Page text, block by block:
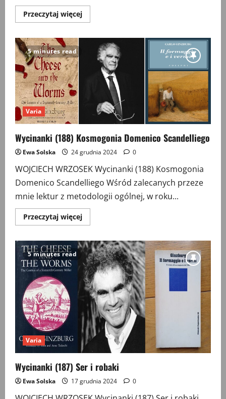
Przeczytaj więcejPrzeczytaj
więcej
5 minutes read
Varia
Wycinanki (188) Kosmogonia Domenico Scandelliego
Ewa Solska 24 grudnia 2024 0
WOJCIECH WRZOSEK Wycinanki (188) Kosmogonia
Domenico Scandelliego Wśród zalecanych przeze
mnie lektur z metodologii ogólnej, w roku...
Przeczytaj więcejPrzeczytaj
więcej
(188)
Kosmogonia
Domenico
Scandelliego
5 minutes read
Varia
Wycinanki (187) Ser i robaki
Ewa Solska 17 grudnia 2024 0